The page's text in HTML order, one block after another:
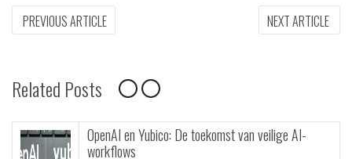
Bericht
PREVIOUS ARTICLEPREVIOUS
ARTICLE:
NEXT ARTICLE
Related Posts
OpenAI en Yubico: De toekomst van veilige AI-
workflows